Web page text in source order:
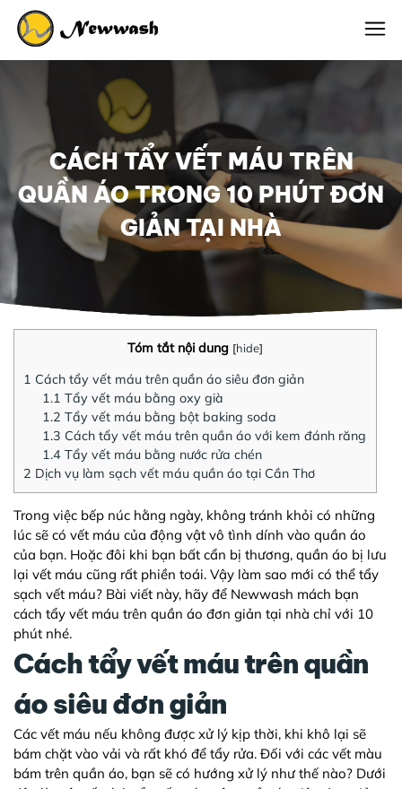
CÁCH TẨY VẾT MÁU TRÊN
QUẦN ÁO TRONG 10 PHÚT ĐƠN
GIẢN TẠI NHÀ
Tóm tắt nội dung [hide]
1 Cách tẩy vết máu trên quần áo siêu đơn giản
1.1 Tẩy vết máu bằng oxy già
1.2 Tẩy vết máu bằng bột baking soda
1.3 Cách tẩy vết máu trên quần áo với kem đánh răng
1.4 Tẩy vết máu bằng nước rửa chén
2 Dịch vụ làm sạch vết máu quần áo tại Cần Thơ
Trong việc bếp núc hằng ngày, không tránh khỏi có những
lúc sẽ có vết máu của động vật vô tình dính vào quần áo
của bạn. Hoặc đôi khi bạn bất cẩn bị thương, quần áo bị lưu
lại vết máu cũng rất phiền toái. Vậy làm sao mới có thể tẩy
sạch vết máu? Bài viết này, hãy để Newwash mách bạn
cách tẩy vết máu trên quần áo đơn giản tại nhà chỉ với 10
phút nhé.
Cách tẩy vết máu trên quần
áo siêu đơn giản
Các vết máu nếu không được xử lý kịp thời, khi khô lại sẽ
bám chặt vào vải và rất khó để tẩy rửa. Đối với các vết màu
bám trên quần áo, bạn sẽ có hướng xử lý như thế nào? Dưới